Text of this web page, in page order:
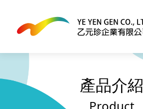
產品介紹